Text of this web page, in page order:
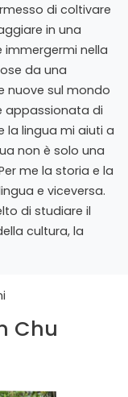
di coltivare
in una
nella
da una
nuove sul mondo
appassionata di
la lingua mi aiuti a
non è solo una
me la storia e la
e viceversa.
di studiare il
cultura, la
Chu